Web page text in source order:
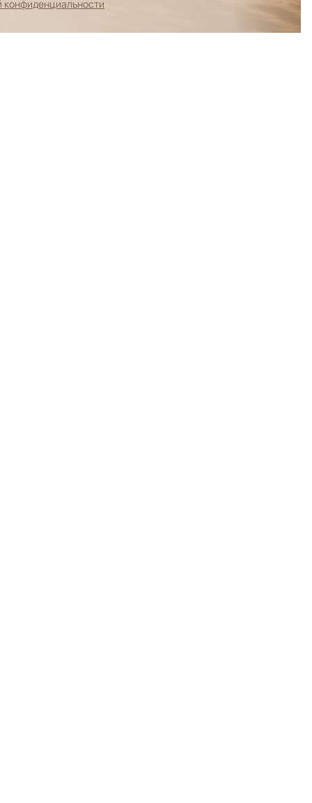
конфиденциальности